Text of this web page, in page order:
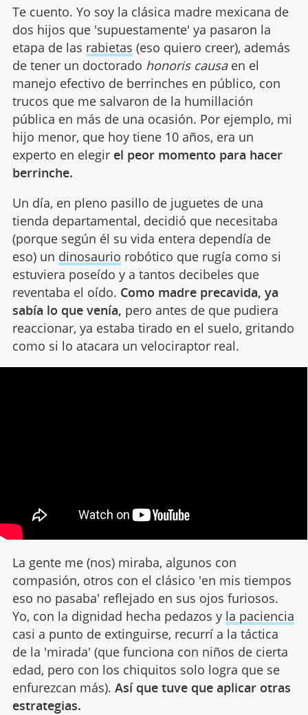
Te cuento. Yo soy la clásica madre mexicana de
dos hijos que 'supuestamente' ya pasaron la
etapa de las rabietas (eso quiero creer), además
de tener un doctorado honoris causaen el
manejo efectivo de berrinches en público, con
trucos que me salvaron de la humillación
pública en más de una ocasión. Por ejemplo, mi
hijo menor, que hoy tiene 10 años, era un
experto en elegir el peor momento para hacer
berrinche.
Un día, en pleno pasillo de juguetes de una
tienda departamental, decidió que necesitaba
(porque según él su vida entera dependía de
eso) un dinosaurio robótico que rugía como si
estuviera poseído y a tantos decibeles que
reventaba el oído. Como madre precavida, ya
sabía lo que venía, pero antes de que pudiera
reaccionar, ya estaba tirado en el suelo, gritando
como si lo atacara un velociraptor real.
La gente me (nos) miraba, algunos con
compasión, otros con el clásico 'en mis tiempos
eso no pasaba' reflejado en sus ojos furiosos.
Yo, con la dignidad hecha pedazos y la paciencia
casi a punto de extinguirse, recurrí a la táctica
de la 'mirada' (que funciona con niños de cierta
edad, pero con los chiquitos solo logra que se
enfurezcan más). Así que tuve que aplicar otras
estrategias.